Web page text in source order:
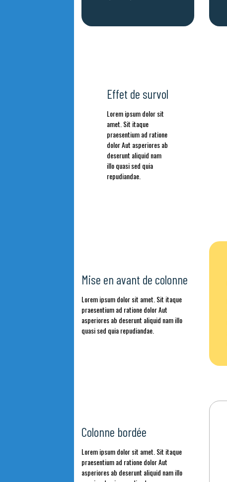
Effet de survol
Lorem ipsum dolor sit
amet. Sit itaque
praesentium ad ratione
dolor Aut asperiores ab
deserunt aliquid nam
illo quasi sed quia
repudiandae.
Mise en avant de colonne
Lorem ipsum dolor sit amet. Sit itaque
praesentium ad ratione dolor Aut
asperiores ab deserunt aliquid nam illo
quasi sed quia repudiandae.
Colonne bordée
Lorem ipsum dolor sit amet. Sit itaque
praesentium ad ratione dolor Aut
asperiores ab deserunt aliquid nam illo